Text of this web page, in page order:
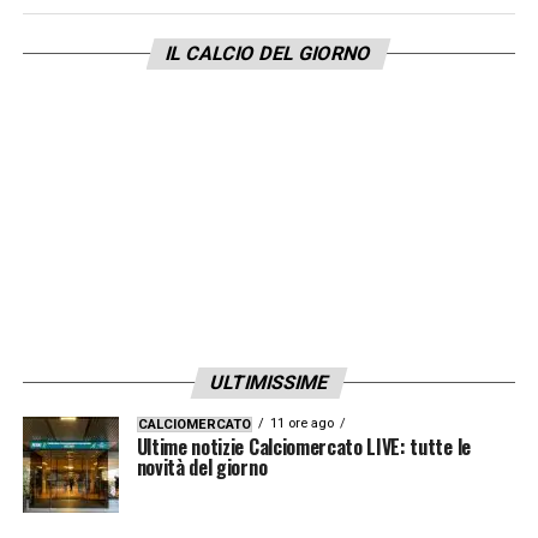
sperare che la Nazionale porti a casa un
risultato, Berardi o no. Dobbiamo andare al
IL CALCIO DEL GIORNO
ULTIMISSIME
CALCIOMERCATO 11 ore ago
Ultime notizie Calciomercato LIVE: tutte le
novità del giorno